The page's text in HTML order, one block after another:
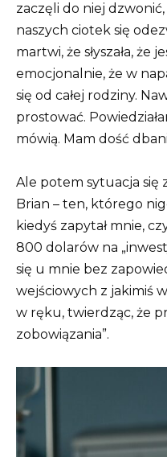
zaczęli do niej
naszych ciotek się
martwi, że słyszała, że
emocjonalnie, że w
się od całej rodziny.
prostować.
mówią. Mam dość
Ale potem sytuacja się
Brian – ten, którego
kiedyś zapytał mnie,
800 dolarów na
się u mnie bez
wejściowych z jakimiś
w ręku, twierdząc, że
zobowiązania”.